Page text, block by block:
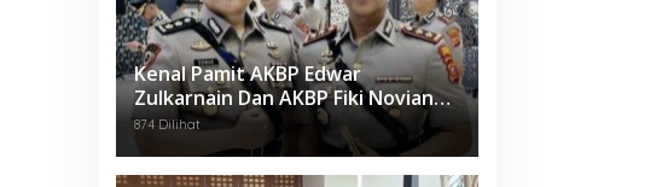
Kenal Pamit AKBP Edwar
Zulkarnain Dan AKBP Fiki Novian
Ardiansyah Resmi Jabat Kapolres
Karawang
874 Dilihat